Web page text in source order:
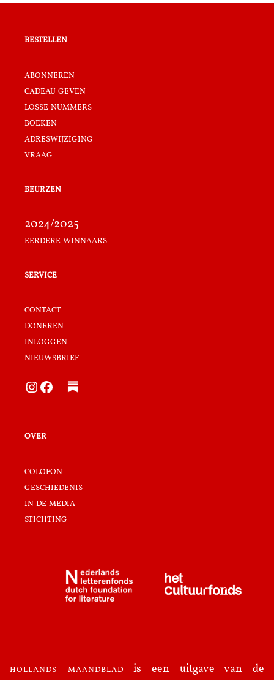
bestellen
abonneren
cadeau geven
losse nummers
boeken
adreswijziging
vraag
beurzen
2024/2025
eerdere winnaars
service
contact
doneren
inloggen
nieuwsbrief
Instagram Facebook
over
colofon
geschiedenis
in de media
stichting
hollands maandblad is een uitgave van de